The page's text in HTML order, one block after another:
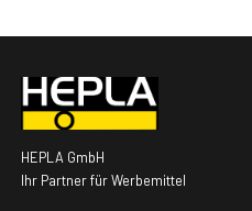
HEPLA GmbH
Ihr Partner für Werbemittel